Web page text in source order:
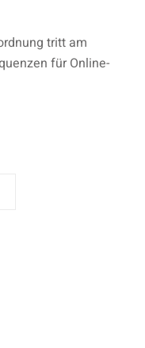
tritt am
für Online-